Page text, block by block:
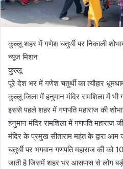
कुल्लू शहर में गणेश चतुर्थी पर निकाली
न्यूज मिशन
कुल्लू
पूरे देश भर में गणेश चतुर्थी का त्यौहार
कुल्लू जिला में हनुमान मंदिर रामशिला में भी
इससे पहले शहर में गणपति महाराज की
हनुमान मंदिर रामशिला में गणपति महाराज
मंदिर के प्रमुख सीताराम महंत के द्वारा
चतुर्थी पर भगवान गणपति महाराज की को
जाती है जिसमें शहर भर आसपास से लोग